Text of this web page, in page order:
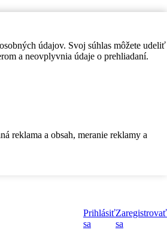
údajov. Svoj súhlas môžete udeliť
a neovplyvnia údaje o prehliadaní.
reklama a obsah, meranie reklamy a
Prihlásiť
sa
Zaregistrovať
sa